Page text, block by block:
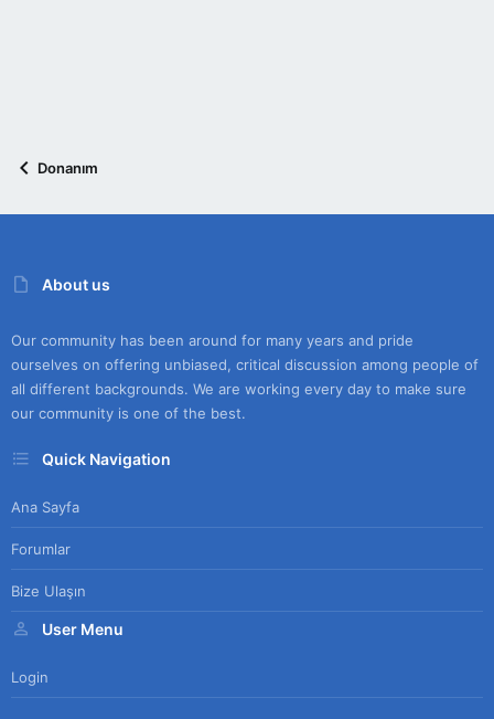
Donanım
About us
Our community has been around for many years and pride
ourselves on offering unbiased, critical discussion among people of
all different backgrounds. We are working every day to make sure
our community is one of the best.
Quick Navigation
Ana Sayfa
Forumlar
Bize Ulaşın
User Menu
Login